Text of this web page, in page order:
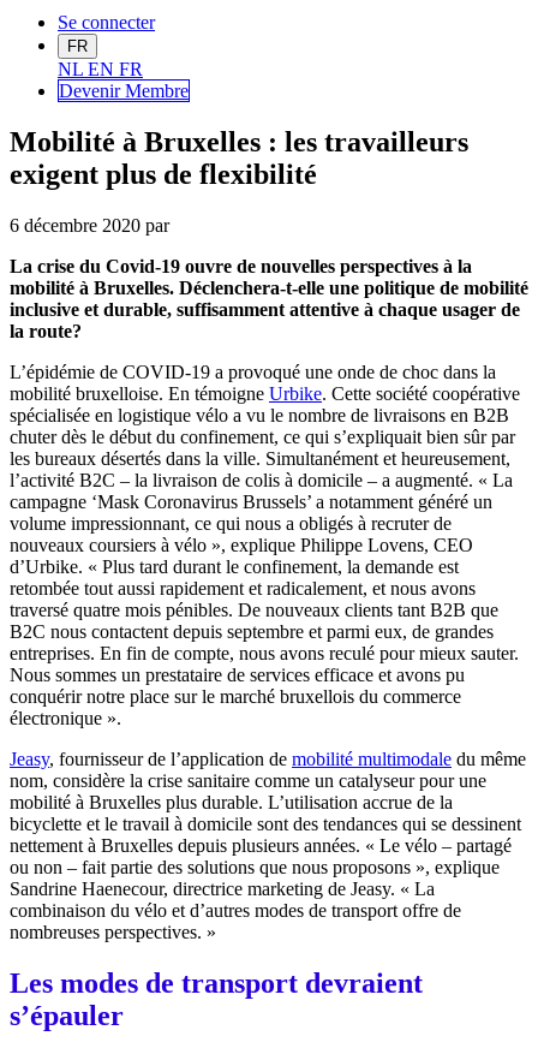
Se connecter
FR
NL EN FR
Devenir Membre
Mobilité à Bruxelles : les travailleurs
exigent plus de flexibilité
6 décembre 2020 par
La crise du Covid-19 ouvre de nouvelles perspectives à la
mobilité à Bruxelles. Déclenchera-t-elle une politique de mobilité
inclusive et durable, suffisamment attentive à chaque usager de
la route?
L’épidémie de COVID-19 a provoqué une onde de choc dans la
mobilité bruxelloise. En témoigne Urbike. Cette société coopérative
spécialisée en logistique vélo a vu le nombre de livraisons en B2B
chuter dès le début du confinement, ce qui s’expliquait bien sûr par
les bureaux désertés dans la ville. Simultanément et heureusement,
l’activité B2C – la livraison de colis à domicile – a augmenté. « La
campagne ‘Mask Coronavirus Brussels’ a notamment généré un
volume impressionnant, ce qui nous a obligés à recruter de
nouveaux coursiers à vélo », explique Philippe Lovens, CEO
d’Urbike. « Plus tard durant le confinement, la demande est
retombée tout aussi rapidement et radicalement, et nous avons
traversé quatre mois pénibles. De nouveaux clients tant B2B que
B2C nous contactent depuis septembre et parmi eux, de grandes
entreprises. En fin de compte, nous avons reculé pour mieux sauter.
Nous sommes un prestataire de services efficace et avons pu
conquérir notre place sur le marché bruxellois du commerce
électronique ».
Jeasy, fournisseur de l’application de mobilité multimodale du même
nom, considère la crise sanitaire comme un catalyseur pour une
mobilité à Bruxelles plus durable. L’utilisation accrue de la
bicyclette et le travail à domicile sont des tendances qui se dessinent
nettement à Bruxelles depuis plusieurs années. « Le vélo – partagé
ou non – fait partie des solutions que nous proposons », explique
Sandrine Haenecour, directrice marketing de Jeasy. « La
combinaison du vélo et d’autres modes de transport offre de
nombreuses perspectives. »
Les modes de transport devraient
s’épauler